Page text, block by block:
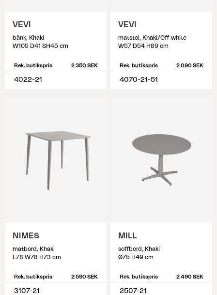
VEVI
bänk, Khaki
W105 D41 SH45 cm
Rek. butikspris 2 350 SEK
4022-21
VEVI
matstol, Khaki/Off-white
W57 D54 H89 cm
Rek. butikspris 2 090 SEK
4070-21-51
NIMES
matbord, Khaki
L78 W78 H73 cm
Rek. butikspris 2 590 SEK
3107-21
MILL
soffbord, Khaki
Ø75 H49 cm
Rek. butikspris 2 490 SEK
2507-21